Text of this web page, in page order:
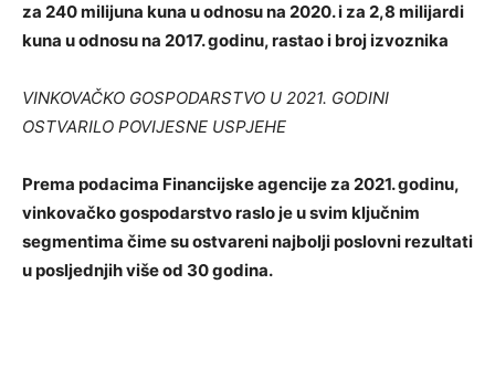
za 240 milijuna kuna u odnosu na 2020. i za 2,8 milijardi
kuna u odnosu na 2017. godinu, rastao i broj izvoznika
VINKOVAČKO GOSPODARSTVO U 2021. GODINI
OSTVARILO POVIJESNE USPJEHE
Prema podacima Financijske agencije za 2021. godinu,
vinkovačko gospodarstvo raslo je u svim ključnim
segmentima čime su ostvareni najbolji poslovni rezultati
u posljednjih više od 30 godina.